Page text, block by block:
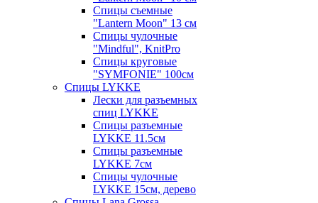
Спицы съемные
"Lantern Moon" 13 см
Спицы чулочные
"Mindful", KnitPro
Спицы круговые
"SYMFONIE" 100см
Спицы LYKKE
Лески для разъемных
спиц LYKKE
Спицы разъемные
LYKKE 11.5см
Спицы разъемные
LYKKE 7см
Спицы чулочные
LYKKE 15см, дерево